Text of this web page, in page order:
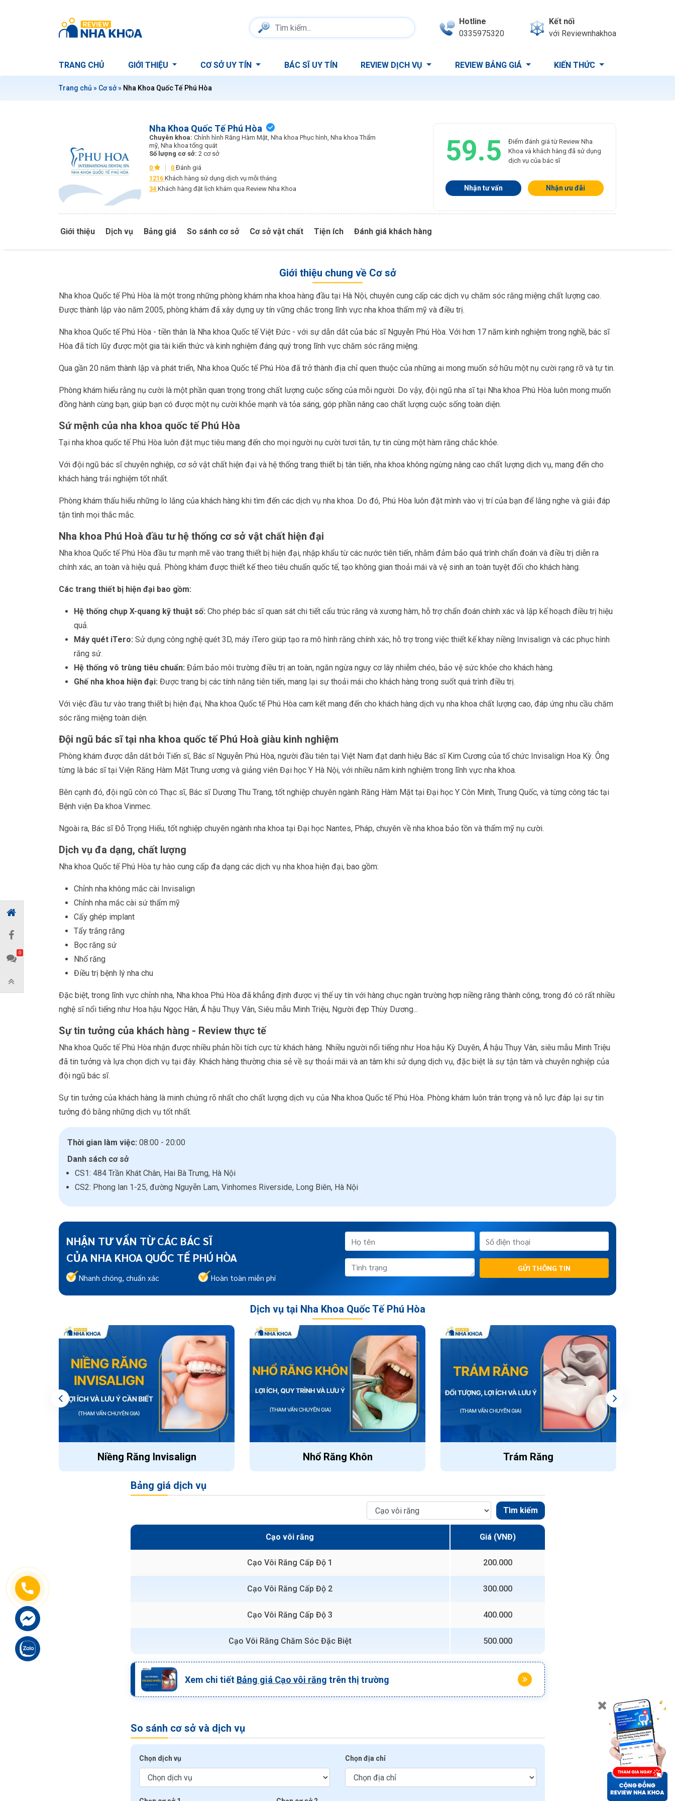
c
Hotline
0335975320
Kết nối
với Reviewnhakhoa
TRANG CHỦ GIỚI THIỆU CƠ SỞ UY TÍN BÁC SĨ UY TÍN REVIEW DỊCH VỤ REVIEW BẢNG GIÁ KIẾN THỨC
Trang chủ » Cơ sở» Nha Khoa Quốc Tế Phú Hòa
Nha Khoa Quốc Tế Phú Hòa
Chuyên khoa: Chỉnh hình Răng Hàm Mặt, Nha khoa Phục hình, Nha khoa Thẩm
mỹ, Nha khoa tổng quát
Số lượng cơ sở: 2 cơ sở
0
0 Đánh giá
1216 Khách hàng sử dụng dịch vụ mỗi tháng
34 Khách hàng đặt lịch khám qua Review Nha Khoa
59.5
Điểm đánh giá từ Review Nha
Khoa và khách hàng đã sử dụng
dịch vụ của bác sĩ
Nhận tư vấn Nhận ưu đãi
Giới thiệu Dịch vụ Bảng giá So sánh cơ sở Cơ sở vật chất Tiện ích Đánh giá khách hàng
Giới thiệu chung về Cơ sở
Nha khoa Quốc tế Phú Hòa là một trong những phòng khám nha khoa hàng đầu tại Hà Nội, chuyên cung cấp các dịch vụ chăm sóc răng miệng chất lượng cao.
Được thành lập vào năm 2005, phòng khám đã xây dựng uy tín vững chắc trong lĩnh vực nha khoa thẩm mỹ và điều trị.
Nha khoa Quốc tế Phú Hòa - tiền thân là Nha khoa Quốc tế Việt Đức - với sự dẫn dắt của bác sĩ Nguyễn Phú Hòa. Với hơn 17 năm kinh nghiệm trong nghề, bác sĩ
Hòa đã tích lũy được một gia tài kiến thức và kinh nghiệm đáng quý trong lĩnh vực chăm sóc răng miệng.
Qua gần 20 năm thành lập và phát triển, Nha khoa Quốc tế Phú Hòa đã trở thành địa chỉ quen thuộc của những ai mong muốn sở hữu một nụ cười rạng rỡ và tự tin.
Phòng khám hiểu rằng nụ cười là một phần quan trọng trong chất lượng cuộc sống của mỗi người. Do vậy, đội ngũ nha sĩ tại Nha khoa Phú Hòa luôn mong muốn
đồng hành cùng bạn, giúp bạn có được một nụ cười khỏe mạnh và tỏa sáng, góp phần nâng cao chất lượng cuộc sống toàn diện.
Sứ mệnh của nha khoa quốc tế Phú Hòa
Tại nha khoa quốc tế Phú Hòa luôn đặt mục tiêu mang đến cho mọi người nụ cười tươi tắn, tự tin cùng một hàm răng chắc khỏe.
Với đội ngũ bác sĩ chuyên nghiệp, cơ sở vật chất hiện đại và hệ thống trang thiết bị tân tiến, nha khoa không ngừng nâng cao chất lượng dịch vụ, mang đến cho
khách hàng trải nghiệm tốt nhất.
Phòng khám thấu hiểu những lo lắng của khách hàng khi tìm đến các dịch vụ nha khoa. Do đó, Phú Hòa luôn đặt mình vào vị trí của bạn để lắng nghe và giải đáp
tận tình mọi thắc mắc.
Nha khoa Phú Hoà đầu tư hệ thống cơ sở vật chất hiện đại
Nha khoa Quốc tế Phú Hòa đầu tư mạnh mẽ vào trang thiết bị hiện đại, nhập khẩu từ các nước tiên tiến, nhằm đảm bảo quá trình chẩn đoán và điều trị diễn ra
chính xác, an toàn và hiệu quả. Phòng khám được thiết kế theo tiêu chuẩn quốc tế, tạo không gian thoải mái và vệ sinh an toàn tuyệt đối cho khách hàng.
Các trang thiết bị hiện đại bao gồm:
Hệ thống chụp X-quang kỹ thuật số: Cho phép bác sĩ quan sát chi tiết cấu trúc răng và xương hàm, hỗ trợ chẩn đoán chính xác và lập kế hoạch điều trị hiệu
quả.
Máy quét iTero: Sử dụng công nghệ quét 3D, máy iTero giúp tạo ra mô hình răng chính xác, hỗ trợ trong việc thiết kế khay niềng Invisalign và các phục hình
răng sứ.
Hệ thống vô trùng tiêu chuẩn: Đảm bảo môi trường điều trị an toàn, ngăn ngừa nguy cơ lây nhiễm chéo, bảo vệ sức khỏe cho khách hàng.
Ghế nha khoa hiện đại: Được trang bị các tính năng tiên tiến, mang lại sự thoải mái cho khách hàng trong suốt quá trình điều trị.
Với việc đầu tư vào trang thiết bị hiện đại, Nha khoa Quốc tế Phú Hòa cam kết mang đến cho khách hàng dịch vụ nha khoa chất lượng cao, đáp ứng nhu cầu chăm
sóc răng miệng toàn diện.
Đội ngũ bác sĩ tại nha khoa quốc tế Phú Hoà giàu kinh nghiệm
Phòng khám được dẫn dắt bởi Tiến sĩ, Bác sĩ Nguyễn Phú Hòa, người đầu tiên tại Việt Nam đạt danh hiệu Bác sĩ Kim Cương của tổ chức Invisalign Hoa Kỳ. Ông
từng là bác sĩ tại Viện Răng Hàm Mặt Trung ương và giảng viên Đại học Y Hà Nội, với nhiều năm kinh nghiệm trong lĩnh vực nha khoa.
Bên cạnh đó, đội ngũ còn có Thạc sĩ, Bác sĩ Dương Thu Trang, tốt nghiệp chuyên ngành Răng Hàm Mặt tại Đại học Y Côn Minh, Trung Quốc, và từng công tác tại
Bệnh viện Đa khoa Vinmec.
Ngoài ra, Bác sĩ Đỗ Trọng Hiếu, tốt nghiệp chuyên ngành nha khoa tại Đại học Nantes, Pháp, chuyên về nha khoa bảo tồn và thẩm mỹ nụ cười.
Dịch vụ đa dạng, chất lượng
Nha khoa Quốc tế Phú Hòa tự hào cung cấp đa dạng các dịch vụ nha khoa hiện đại, bao gồm:
Chỉnh nha không mắc cài Invisalign
Chỉnh nha mắc cài sứ thẩm mỹ
Cấy ghép implant
Tẩy trắng răng
Bọc răng sứ
Nhổ răng
Điều trị bệnh lý nha chu
Đặc biệt, trong lĩnh vực chỉnh nha, Nha khoa Phú Hòa đã khẳng định được vị thế uy tín với hàng chục ngàn trường hợp niềng răng thành công, trong đó có rất nhiều
nghệ sĩ nổi tiếng như Hoa hậu Ngọc Hân, Á hậu Thụy Vân, Siêu mẫu Minh Triệu, Người đẹp Thùy Dương...
Sự tin tưởng của khách hàng - Review thực tế
Nha khoa Quốc tế Phú Hòa nhận được nhiều phản hồi tích cực từ khách hàng. Nhiều người nổi tiếng như Hoa hậu Kỳ Duyên, Á hậu Thụy Vân, siêu mẫu Minh Triệu
đã tin tưởng và lựa chọn dịch vụ tại đây. Khách hàng thường chia sẻ về sự thoải mái và an tâm khi sử dụng dịch vụ, đặc biệt là sự tận tâm và chuyên nghiệp của
đội ngũ bác sĩ.
Sự tin tưởng của khách hàng là minh chứng rõ nhất cho chất lượng dịch vụ của Nha khoa Quốc tế Phú Hòa. Phòng khám luôn trân trọng và nỗ lực đáp lại sự tin
tưởng đó bằng những dịch vụ tốt nhất.
Thời gian làm việc: 08:00 - 20:00
Danh sách cơ sở
CS1: 484 Trần Khát Chân, Hai Bà Trưng, Hà Nội
CS2: Phong lan 1-25, đường Nguyễn Lam, Vinhomes Riverside, Long Biên, Hà Nội
NHẬN TƯ VẤN TỪ CÁC BÁC SĨ
CỦA NHA KHOA QUỐC TẾ PHÚ HÒA
Nhanh chóng, chuẩn xác Hoàn toàn miễn phí
GỬI THÔNG TIN
Dịch vụ tại Nha Khoa Quốc Tế Phú Hòa
Niềng Răng Invisalign Nhổ Răng Khôn Trám Răng
Bảng giá dịch vụ
Tìm kiếm
Cạo vôi răng Giá (VNĐ)
Cạo Vôi Răng Cấp Độ 1 200.000
Cạo Vôi Răng Cấp Độ 2 300.000
Cạo Vôi Răng Cấp Độ 3 400.000
Cạo Vôi Răng Chăm Sóc Đặc Biệt 500.000
Xem chi tiết Bảng giá Cạo vôi răng trên thị trường
So sánh cơ sở và dịch vụ
Chọn dịch vụ Chọn địa chỉ
0